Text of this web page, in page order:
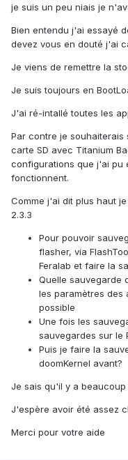
je suis un peu niais je
Bien entendu j'ai essayé
devez vous en douté j'ai
Je viens de remettre la
Je suis toujours en
J'ai ré-intallé toutes les
Par contre je souhaiterais
carte SD avec Titanium
configurations que j'ai pu
fonctionnent.
Comme j'ai dit plus haut
2.3.3
Pour pouvoir
flasher, via
Feralab et faire la
Quelle sauvegarde
les paramètres des
possible
Une fois les
sauvegardes sur le
Puis je faire la
doomKernel avant?
Je sais qu'il y a
J'espère avoir été assez
Merci pour votre aide